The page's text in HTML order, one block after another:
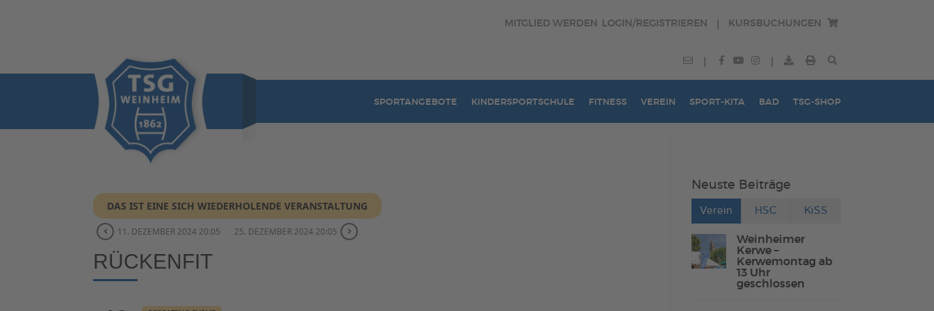
MITGLIED WERDEN LOGIN/REGISTRIEREN KURSBUCHUNGEN
SPORTANGEBOTE KINDERSPORTSCHULE FITNESS VEREIN SPORT-KITA BAD TSG-SHOP
DAS IST EINE SICH WIEDERHOLENDE VERANSTALTUNG
11. DEZEMBER 2024 20:05 25. DEZEMBER 2024 20:05
RÜCKENFIT
Neuste Beiträge
Verein HSC KiSS
Weinheimer
Kerwe –
Kerwemontag ab
13 Uhr
geschlossen